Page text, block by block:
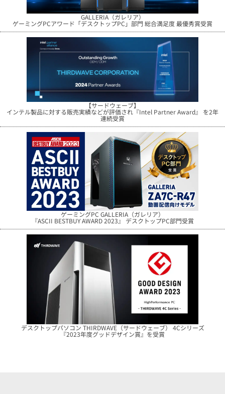
GALLERIA（ガレリア）
ゲーミングPCアワード「デスクトップPC」部門 総合満足度 最優秀賞受賞
【サードウェーブ】
インテル製品に対する販売実績などが評価され『Intel Partner Award』 を2年
連続受賞
ゲーミングPC GALLERIA（ガレリア）
『ASCII BESTBUY AWARD 2023』 デスクトップPC部門受賞
デスクトップパソコン THIRDWAVE（サードウェーブ） 4Cシリーズ
『2023年度グッドデザイン賞』を受賞